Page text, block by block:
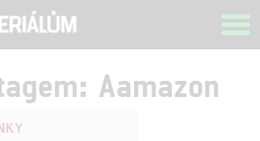
Aamazon